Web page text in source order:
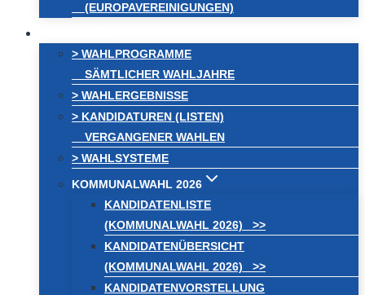
(EUROPAVEREINIGUNGEN)
> WAHLPROGRAMME
SÄMTLICHER WAHLJAHRE
> WAHLERGEBNISSE
> KANDIDATUREN (LISTEN)
VERGANGENER WAHLEN
> WAHLSYSTEME
KOMMUNALWAHL 2026
KANDIDATENLISTE
(KOMMUNALWAHL 2026) >>
KANDIDATENÜBERSICHT
(KOMMUNALWAHL 2026) >>
KANDIDATENVORSTELLUNG